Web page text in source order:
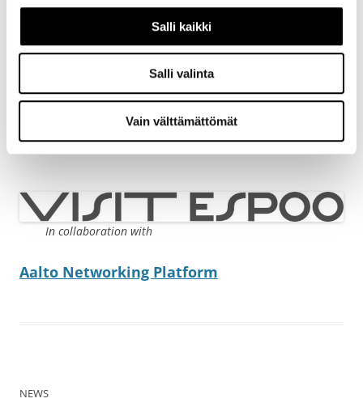
Salli kaikki
Salli valinta
Vain välttämättömät
In collaboration with
Aalto Networking Platform
NEWS